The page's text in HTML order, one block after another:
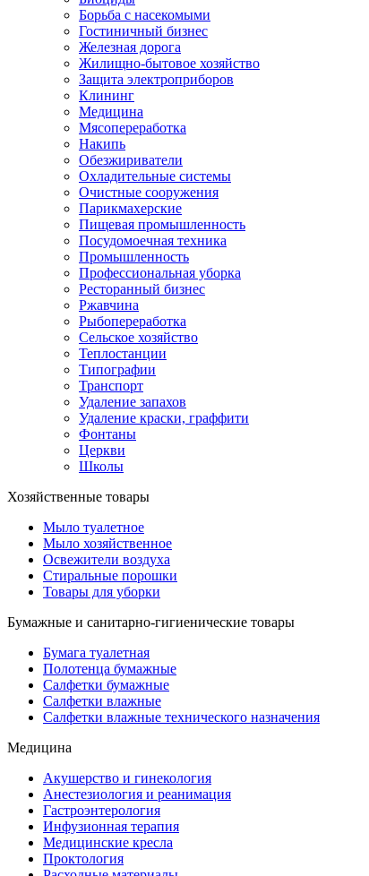
Борьба с насекомыми
Гостиничный бизнес
Железная дорога
Жилищно-бытовое хозяйство
Защита электроприборов
Клининг
Медицина
Мясопереработка
Накипь
Обезжириватели
Охладительные системы
Очистные сооружения
Парикмахерские
Пищевая промышленность
Посудомоечная техника
Промышленность
Профессиональная уборка
Ресторанный бизнес
Ржавчина
Рыбопереработка
Сельское хозяйство
Теплостанции
Типографии
Транспорт
Удаление запахов
Удаление краски, граффити
Фонтаны
Церкви
Школы
Хозяйственные товары
Мыло туалетное
Мыло хозяйственное
Освежители воздуха
Стиральные порошки
Товары для уборки
Бумажные и санитарно-гигиенические товары
Бумага туалетная
Полотенца бумажные
Салфетки бумажные
Салфетки влажные
Салфетки влажные технического назначения
Медицина
Акушерство и гинекология
Анестезиология и реанимация
Гастроэнтерология
Инфузионная терапия
Медицинские кресла
Проктология